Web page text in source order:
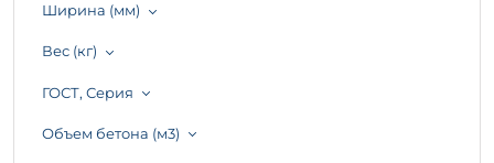
Ширина (мм)
Вес (кг)
ГОСТ, Серия
Объем бетона (м3)